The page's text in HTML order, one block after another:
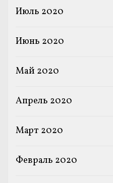
Июль 2020
Июнь 2020
Май 2020
Апрель 2020
Март 2020
Февраль 2020